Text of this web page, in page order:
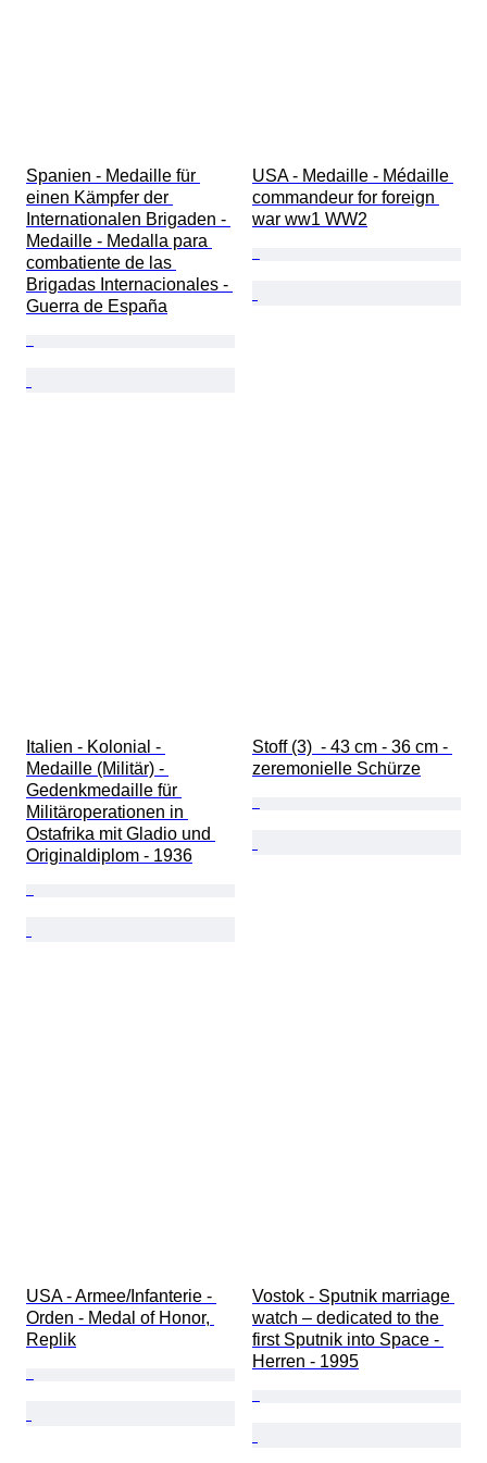
Spanien - Medaille für
einen Kämpfer der
Internationalen Brigaden -
Medaille - Medalla para
combatiente de las
Brigadas Internacionales -
Guerra de España
USA - Medaille - Médaille
commandeur for foreign
war ww1 WW2
Italien - Kolonial -
Medaille (Militär) -
Gedenkmedaille für
Militäroperationen in
Ostafrika mit Gladio und
Originaldiplom - 1936
Stoff (3)  - 43 cm - 36 cm -
zeremonielle Schürze
USA - Armee/Infanterie -
Orden - Medal of Honor,
Replik
Vostok - Sputnik marriage
watch – dedicated to the
first Sputnik into Space -
Herren - 1995